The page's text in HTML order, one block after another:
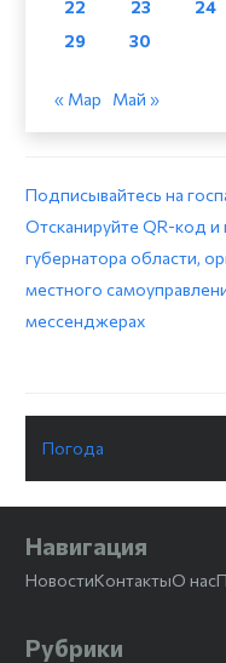
22
23 24
29
30
« Мар Май »
Подписывайтесь на
Отсканируйте QR-код и
губернатора области,
местного
мессенджерах
Погода
Навигация
НовостиКонтактыО нас
Рубрики